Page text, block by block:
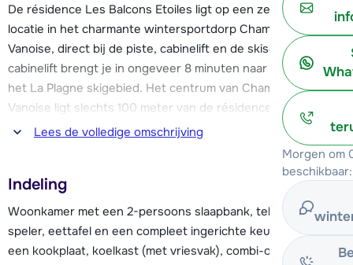
Morgen om
beschikbaar:
De résidence Les Balcons Etoiles ligt op een zeer gunstige
locatie in het charmante wintersportdorp Champagny en
Vanoise, direct bij de piste, cabinelift en de skischool. De
cabinelift brengt je in ongeveer 8 minuten naar de pistes van
het La Plagne skigebied. Het centrum van Champagny en
Vanoise ligt slechts 100 meter van de résidence vandaan. Je
vindt hier o.a. een supermarkt, diverse (sport)winkels,
Les Balcons Etoiles beschikt over comfortabele
appartementen voor 4 tot 10 personen, verdeeld over twee
chaletgebouwen met lift. De appartementen zijn allemaal
voorzien van o.a. een Wi-Fi internetverbinding, een eigen
Lees de volledige omschrijving
Indeling
Woonkamer met een 2-persoons slaapbank, televisie, DVD-
speler, eettafel en een compleet ingerichte keuken met o.a.
een kookplaat, koelkast (met vriesvak), combi-oven,